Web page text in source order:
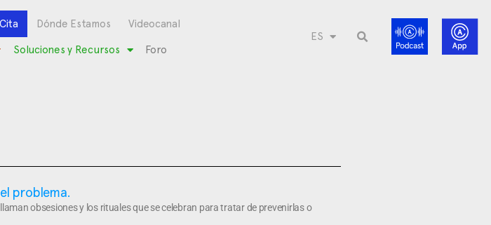
Dónde Estamos Videocanal
Soluciones y Recursos Foro
ES
problema.
obsesiones y los rituales que se celebran para tratar de prevenirlas o